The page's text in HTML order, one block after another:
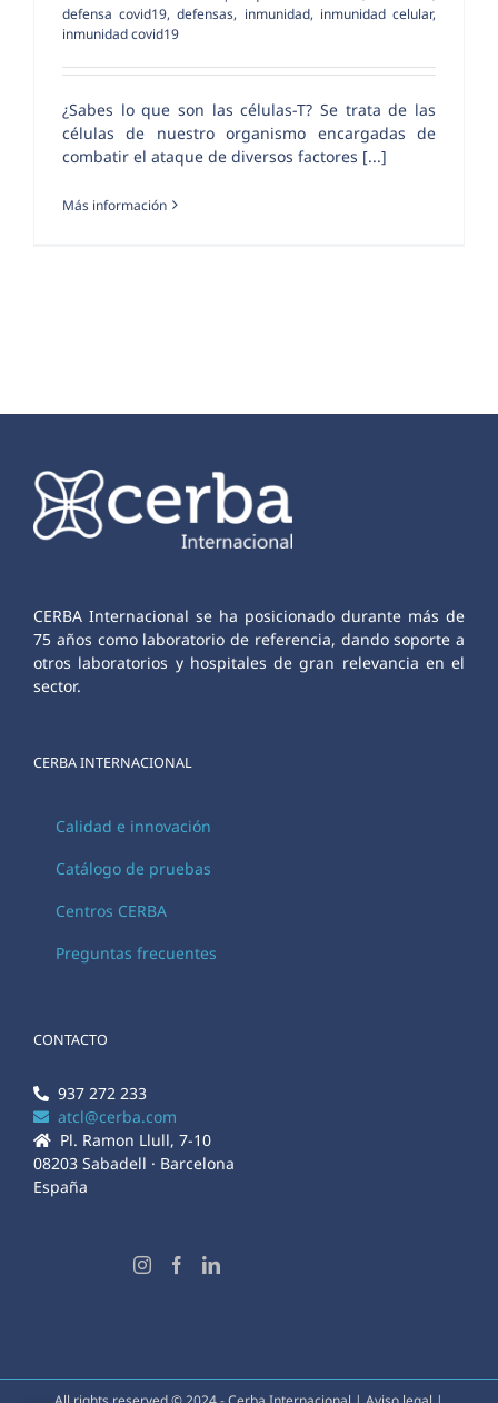
defensa covid19,defensas, inmunidad, inmunidad celular,
inmunidad covid19
¿Sabes lo que son las células-T? Se trata de las
células de nuestro organismo encargadas de
combatir el ataque de diversos factores [...]
Más información
CERBA Internacional se ha posicionado durante más de
75 años como laboratorio de referencia, dando soporte a
otros laboratorios y hospitales de gran relevancia en el
sector.
CERBA INTERNACIONAL
Calidad e innovación
Catálogo de pruebas
Centros CERBA
Preguntas frecuentes
CONTACTO
937 272 233
atcl@cerba.com
Pl. Ramon Llull, 7-10
08203 Sabadell · Barcelona
España